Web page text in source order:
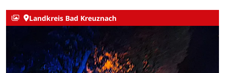
Landkreis Bad Kreuznach